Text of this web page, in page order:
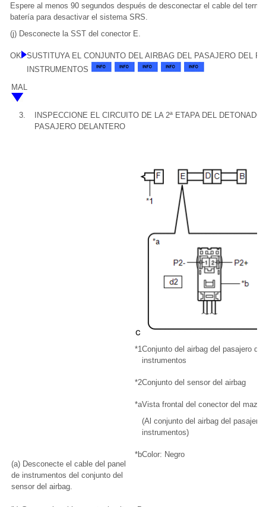
Espere al menos 90 segundos después de desconectar el cable del
batería para desactivar el sistema SRS.
(j) Desconecte la SST del conector E.
OK
SUSTITUYA EL CONJUNTO DEL AIRBAG DEL PASAJERO DEL
INSTRUMENTOS
MAL
3.
INSPECCIONE EL CIRCUITO DE LA 2ª ETAPA DEL
PASAJERO DELANTERO
(a) Desconecte el cable del panel
de instrumentos del conjunto del
sensor del airbag.
*1 Conjunto del airbag del pasajero
instrumentos
*2Conjunto del sensor del airbag
*aVista frontal del conector del mazo
(Al conjunto del airbag del pasajero
instrumentos)
*bColor: Negro